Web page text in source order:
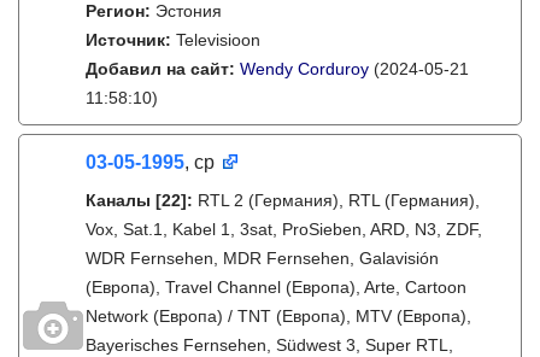
Регион: Эстония
Источник: Televisioon
Добавил на сайт: Wendy Corduroy (2024-05-21
11:58:10)
03-05-1995, ср
Каналы [22]: RTL 2 (Германия), RTL (Германия),
Vox, Sat.1, Kabel 1, 3sat, ProSieben, ARD, N3, ZDF,
WDR Fernsehen, MDR Fernsehen, Galavisión
(Европа), Travel Channel (Европа), Arte, Cartoon
Network (Европа) / TNT (Европа), MTV (Европа),
Bayerisches Fernsehen, Südwest 3, Super RTL,